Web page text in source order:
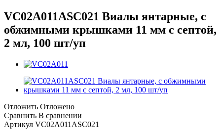
VC02A011ASC021 Виалы янтарные, с
обжимными крышками 11 мм с септой,
2 мл, 100 шт/уп
Отложить Отложено
Сравнить В сравнении
Артикул VC02A011ASC021